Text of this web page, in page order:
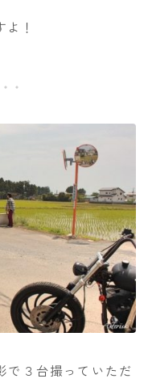
！
で３台撮っていただ